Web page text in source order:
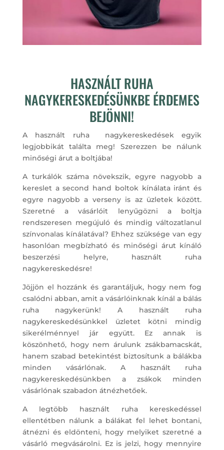
HASZNÁLT RUHA
NAGYKERESKEDÉSÜNKBE ÉRDEMES
BEJÖNNI!
A használt ruha nagykereskedések egyik
legjobbikát találta meg! Szerezzen be nálunk
minőségi árut a boltjába!
A turkálók száma növekszik, egyre nagyobb a
kereslet a second hand boltok kínálata iránt és
egyre nagyobb a verseny is az üzletek között.
Szeretné a vásárlóit lenyűgözni a boltja
rendszeresen megújuló és mindig változatlanul
színvonalas kínálatával? Ehhez szüksége van egy
hasonlóan megbízható és minőségi árut kínáló
beszerzési helyre, használt ruha
nagykereskedésre!
Jöjjön el hozzánk és garantáljuk, hogy nem fog
csalódni abban, amit a vásárlóinknak kínál a bálás
ruha nagykerünk! A használt ruha
nagykereskedésünkkel üzletet kötni mindig
sikerélménnyel jár együtt. Ez annak is
köszönhető, hogy nem árulunk zsákbamacskát,
hanem szabad betekintést biztosítunk a bálákba
minden vásárlónak. A használt ruha
nagykereskedésünkben a zsákok minden
vásárlónak szabadon átnézhetőek.
A legtöbb használt ruha kereskedéssel
ellentétben nálunk a bálákat fel lehet bontani,
átnézni és eldönteni, hogy melyiket szeretné a
vásárló megvásárolni. Ez is jelzi, hogy mennyire